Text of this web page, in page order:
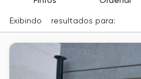
Exibindo resultados para: